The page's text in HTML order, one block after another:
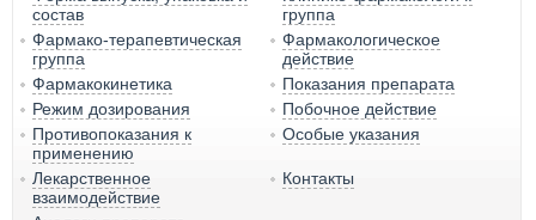
состав
группа
Фармако-терапевтическая
группа
Фармакологическое
действие
Фармакокинетика
Показания препарата
Режим дозирования
Побочное действие
Противопоказания к
применению
Особые указания
Лекарственное
взаимодействие
Контакты